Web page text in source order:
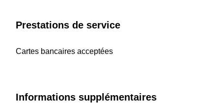
Prestations de service
Cartes bancaires acceptées
Informations supplémentaires